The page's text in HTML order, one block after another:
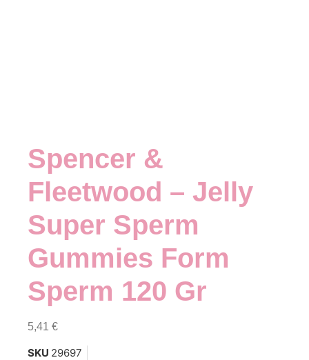
Spencer &
Fleetwood – Jelly
Super Sperm
Gummies Form
Sperm 120 Gr
5,41 €
SKU 29697